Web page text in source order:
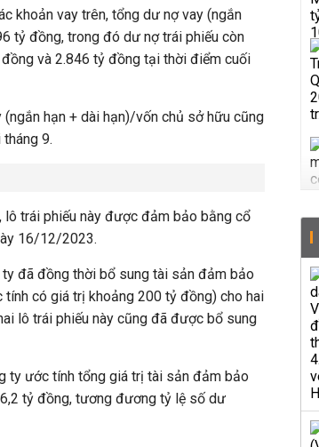
khoản vay trên, tổng dư nợ vay (ngắn
tỷ đồng, trong đó dư nợ trái phiếu còn
và 2.846 tỷ đồng tại thời điểm cuối
hạn + dài hạn)/vốn chủ sở hữu cũng
9.
trái phiếu này được đảm bảo bằng cổ
16/12/2023.
đã đồng thời bổ sung tài sản đảm bảo
có giá trị khoảng 200 tỷ đồng) cho hai
lô trái phiếu này cũng đã được bổ sung
ty ước tính tổng giá trị tài sản đảm bảo
tỷ đồng, tương đương tỷ lệ số dư